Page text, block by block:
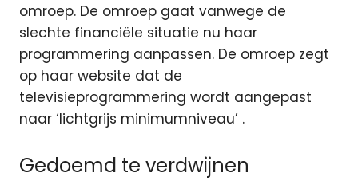
omroep. De omroep gaat vanwege de
slechte financiële situatie nu haar
programmering aanpassen. De omroep zegt
op haar website dat de
televisieprogrammering wordt aangepast
naar ‘lichtgrijs minimumniveau’ .
Gedoemd te verdwijnen